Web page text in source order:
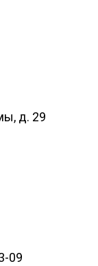
д. 29
09